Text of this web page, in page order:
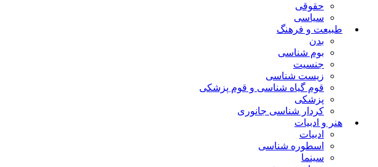
حقوقی
سیاسی
طبیعت و فرهنگ
بدن
بوم شناسی
جنسیت
زیست شناسی
قوم گیاه شناسی و قوم پزشکی
پزشکی
کردار شناسی جانوری
هنر و ادبیات
ادبیات
اسطوره شناسی
سینما